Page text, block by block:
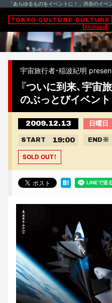
「あらゆるものをイベントに！」渋谷のイ
宇宙旅行者・稲波紀明
『ついに到来、宇宙
のぶっとびイベント
2009.12.13 日曜日
START 19:00 END ※
SOLD OUT！